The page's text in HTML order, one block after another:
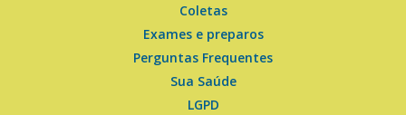
Coletas
Exames e preparos
Perguntas Frequentes
Sua Saúde
LGPD